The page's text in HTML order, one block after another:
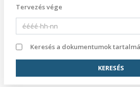
Tervezés vége
Keresés a dokumentumok